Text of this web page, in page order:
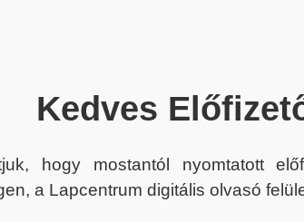
Kedves
hogy mostantól nyomtatott
a Lapcentrum digitális olvasó